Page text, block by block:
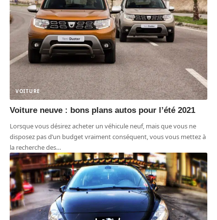
VOITURE
Voiture neuve : bons plans autos pour l’été 2021
Lorsque vous désirez acheter un véhicule neuf, mais que vous ne
disposez pas d’un budget vraiment conséquent, vous vous mettez à
la recherche des…